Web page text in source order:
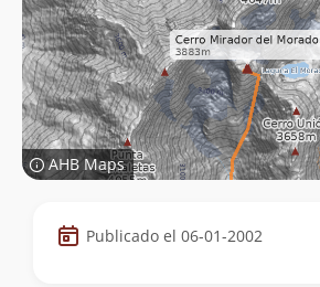
AHB Maps
Datos
de
Publicado el 06-01-2002